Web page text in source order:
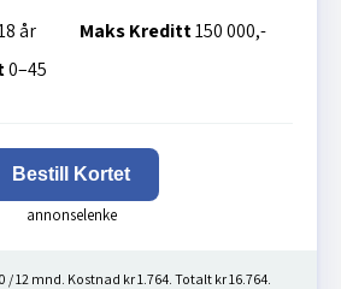
år Maks Kreditt150 000,-
0–45
Bestill Kortet
/ 12 mnd. Kostnad kr 1.764. Totalt kr 16.764.